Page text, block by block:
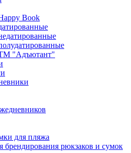
Book
"Адъютант"
для пляжа
брендирования рюкзаков и сумок